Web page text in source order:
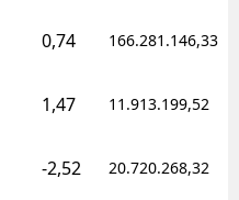
0,74 166.281.146,33
1,47 11.913.199,52
-2,52 20.720.268,32